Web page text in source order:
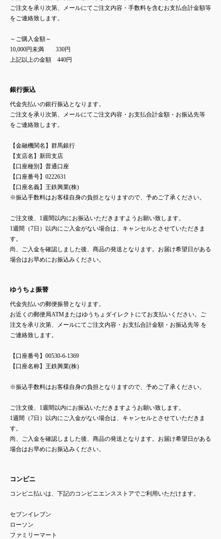
ご注文を承り次第、メールにてご注文内容・手数料を含むお支払合計金額等
をご連絡致します。
～ご購入金額～
10,000円未満 330円
上記以上の金額 440円
銀行振込
代金先払いの銀行振込となります。
ご注文を承り次第、メールにてご注文内容・お支払合計金額・お振込先等
をご連絡致します。
【金融機関名】群馬銀行
【支店名】新田支店
【口座種別】普通口座
【口座番号】0222631
【口座名義】王鉄興業(株)
※振込手数料はお客様自身の負担となりますので、予めご了承ください。
ご注文後、1週間以内にお振込いただきますようお願い致します。
1週間（7日）以内にご入金がない場合は、キャンセルとさせていただきま
す。
尚、ご入金を確認しました後、商品の発送となります。お届け希望日がある
場合はお早めにお振込みください。
ゆうちょ振替
代金先払いの郵便振替となります。
お近くの郵便局ATMまたはゆうちょダイレクトにてお支払いください。ご
注文を承り次第、メールにてご注文内容・お支払合計金額・お振込先等 を
ご連絡致します。
【口座番号】00530-6-1369
【口座名称】王鉄興業(株)
※振込手数料はお客様自身の負担となりますので、予めご了承ください。
ご注文後、1週間以内にお振込いただきますようお願い致します。
1週間（7日）以内にご入金がない場合は、キャンセルとさせていただきま
す。
尚、ご入金を確認しました後、商品の発送となります。お届け希望日がある
場合はお早めにお振込みください。
コンビニ
コンビニ払いは、下記のコンビニエンスストアでご利用いただけます。
セブンイレブン
ローソン
ファミリーマート